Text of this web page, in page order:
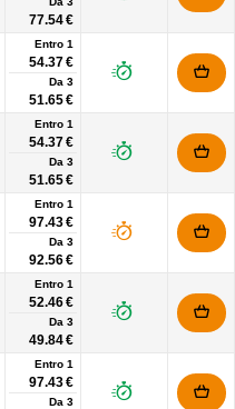
77.54 €
Entro 1
54.37 €
Da 3
51.65 €
Entro 1
54.37 €
Da 3
51.65 €
Entro 1
97.43 €
Da 3
92.56 €
Entro 1
52.46 €
Da 3
49.84 €
Entro 1
97.43 €
Da 3